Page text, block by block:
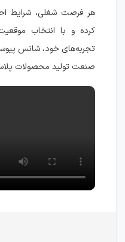
هر فرصت شغلی، شرایط
کرده و با انتخاب
تجربه‌های خود، شانس
صنعت تولید محصولات